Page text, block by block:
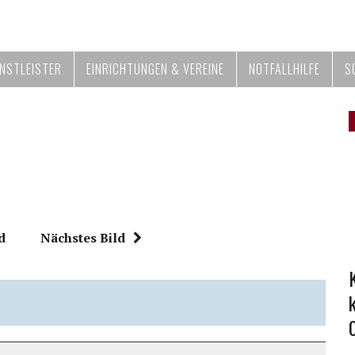
EINRICHTUNGEN & VEREINE NOTFALLHILFE
Nächstes Bild